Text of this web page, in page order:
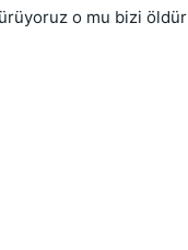
o mu bizi